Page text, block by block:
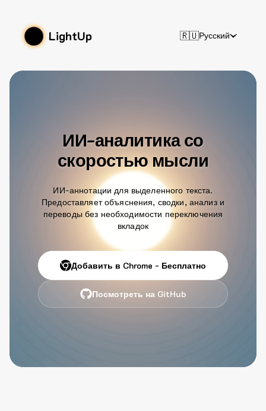
LightUp 🇷🇺Русский
ИИ-аналитика со
скоростью мысли
ИИ-аннотации для выделенного текста.
Предоставляет объяснения, сводки, анализ и
переводы без необходимости переключения
вкладок
Добавить в Chrome - Бесплатно
Посмотреть на GitHub